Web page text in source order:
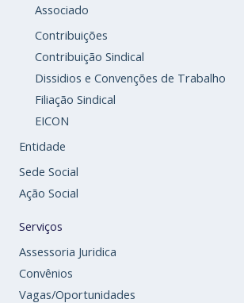
Associado
Contribuições
Contribuição Sindical
Dissidios e Convenções de Trabalho
Filiação Sindical
EICON
Entidade
Sede Social
Ação Social
Serviços
Assessoria Juridica
Convênios
Vagas/Oportunidades